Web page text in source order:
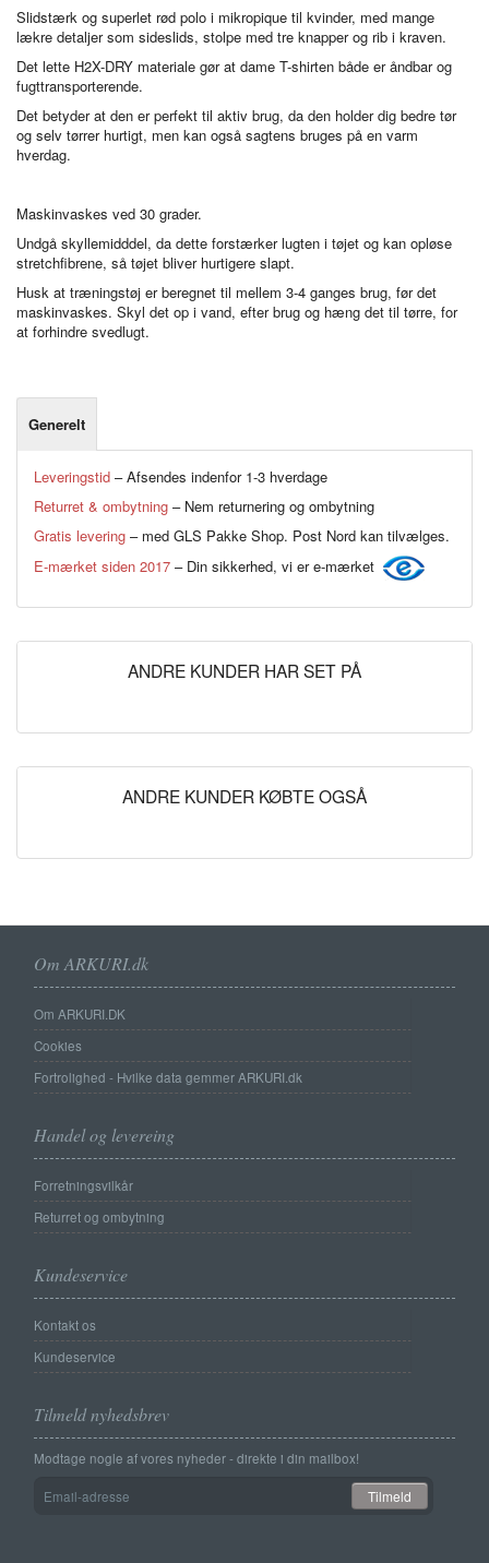
Slidstærk og superlet rød polo i mikropique til kvinder, med mange
lækre detaljer som sideslids, stolpe med tre knapper og rib i kraven.
Det lette H2X-DRY materiale gør at dame T-shirten både er åndbar og
fugttransporterende.
Det betyder at den er perfekt til aktiv brug, da den holder dig bedre tør
og selv tørrer hurtigt, men kan også sagtens bruges på en varm
hverdag.
Maskinvaskes ved 30 grader.
Undgå skyllemidddel, da dette forstærker lugten i tøjet og kan opløse
stretchfibrene, så tøjet bliver hurtigere slapt.
Husk at træningstøj er beregnet til mellem 3-4 ganges brug, før det
maskinvaskes. Skyl det op i vand, efter brug og hæng det til tørre, for
at forhindre svedlugt.
Generelt
Leveringstid – Afsendes indenfor 1-3 hverdage
Returret & ombytning – Nem returnering og ombytning
Gratis levering – med GLS Pakke Shop. Post Nord kan tilvælges.
E-mærket siden 2017 – Din sikkerhed, vi er e-mærket
ANDRE KUNDER HAR SET PÅ
ANDRE KUNDER KØBTE OGSÅ
Om ARKURI.dk
Om ARKURI.DK
Cookies
Fortrolighed - Hvilke data gemmer ARKURI.dk
Handel og levereing
Forretningsvilkår
Returret og ombytning
Kundeservice
Kontakt os
Kundeservice
Tilmeld nyhedsbrev
Modtage nogle af vores nyheder - direkte i din mailbox!
adresse
Tilmeld